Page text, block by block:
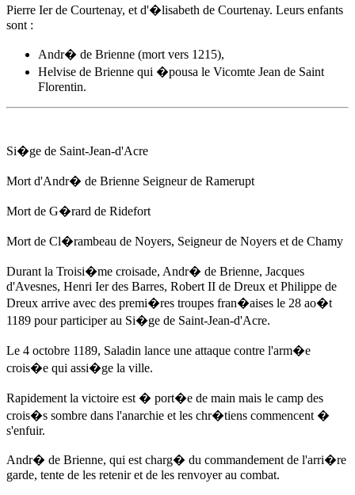
Pierre Ier de Courtenay, et d'�lisabeth de Courtenay. Leurs enfants
sont :
Andr� de Brienne (mort vers 1215),
Helvise de Brienne qui �pousa le Vicomte Jean de Saint
Florentin.
Si�ge de Saint-Jean-d'Acre
Mort d'Andr� de Brienne Seigneur de Ramerupt
Mort de G�rard de Ridefort
Mort de Cl�rambeau de Noyers, Seigneur de Noyers et de Chamy
Durant la Troisi�me croisade, Andr� de Brienne, Jacques
d'Avesnes, Henri Ier des Barres, Robert II de Dreux et Philippe de
Dreux arrive avec des premi�res troupes fran�aises le 28 ao�t
1189 pour participer au Si�ge de Saint-Jean-d'Acre.
Le 4 octobre 1189, Saladin lance une attaque contre l'arm�e
crois�e qui assi�ge la ville.
Rapidement la victoire est � port�e de main mais le camp des
crois�s sombre dans l'anarchie et les chr�tiens commencent �
s'enfuir.
Andr� de Brienne, qui est charg� du commandement de l'arri�re
garde, tente de les retenir et de les renvoyer au combat.